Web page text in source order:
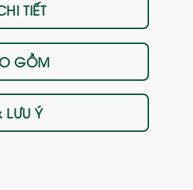
TIẾT
GỒM
LƯU Ý